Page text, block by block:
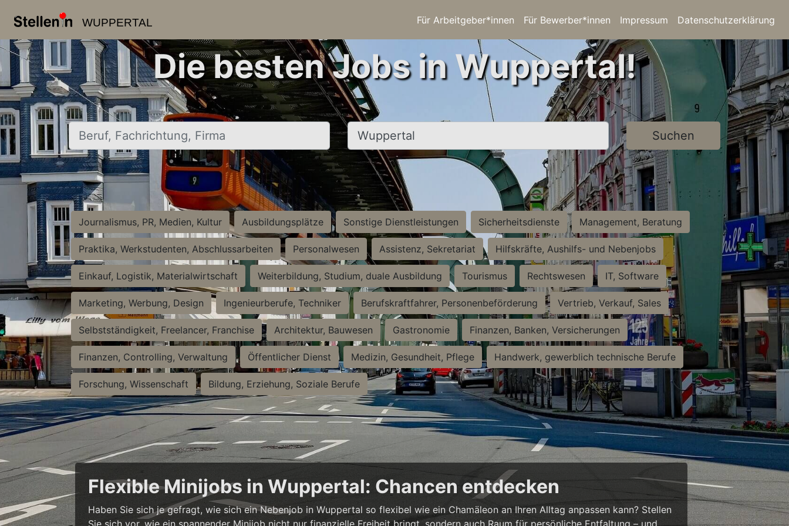
WUPPERTAL Für Arbeitgeber*innen Für Bewerber*innen Impressum Datenschutzerklärung
Die besten Jobs in Wuppertal!
Beruf, Fachrichtung, Firma Ort, Stadt Suchen
Journalismus, PR, Medien, Kultur Ausbildungsplätze Sonstige Dienstleistungen Sicherheitsdienste Management, Beratung
Praktika, Werkstudenten, Abschlussarbeiten Personalwesen Assistenz, Sekretariat Hilfskräfte, Aushilfs- und Nebenjobs
Einkauf, Logistik, Materialwirtschaft Weiterbildung, Studium, duale Ausbildung Tourismus Rechtswesen IT, Software
Marketing, Werbung, Design Ingenieurberufe, Techniker Berufskraftfahrer, Personenbeförderung Vertrieb, Verkauf, Sales
Selbstständigkeit, Freelancer, Franchise Architektur, Bauwesen Gastronomie Finanzen, Banken, Versicherungen
Finanzen, Controlling, Verwaltung Öffentlicher Dienst Medizin, Gesundheit, Pflege Handwerk, gewerblich technische Berufe
Forschung, Wissenschaft Bildung, Erziehung, Soziale Berufe
Flexible Minijobs in Wuppertal: Chancen entdecken
Haben Sie sich je gefragt, wie sich ein Nebenjob in Wuppertal so flexibel wie ein Chamäleon an Ihren Alltag anpassen kann? Stellen